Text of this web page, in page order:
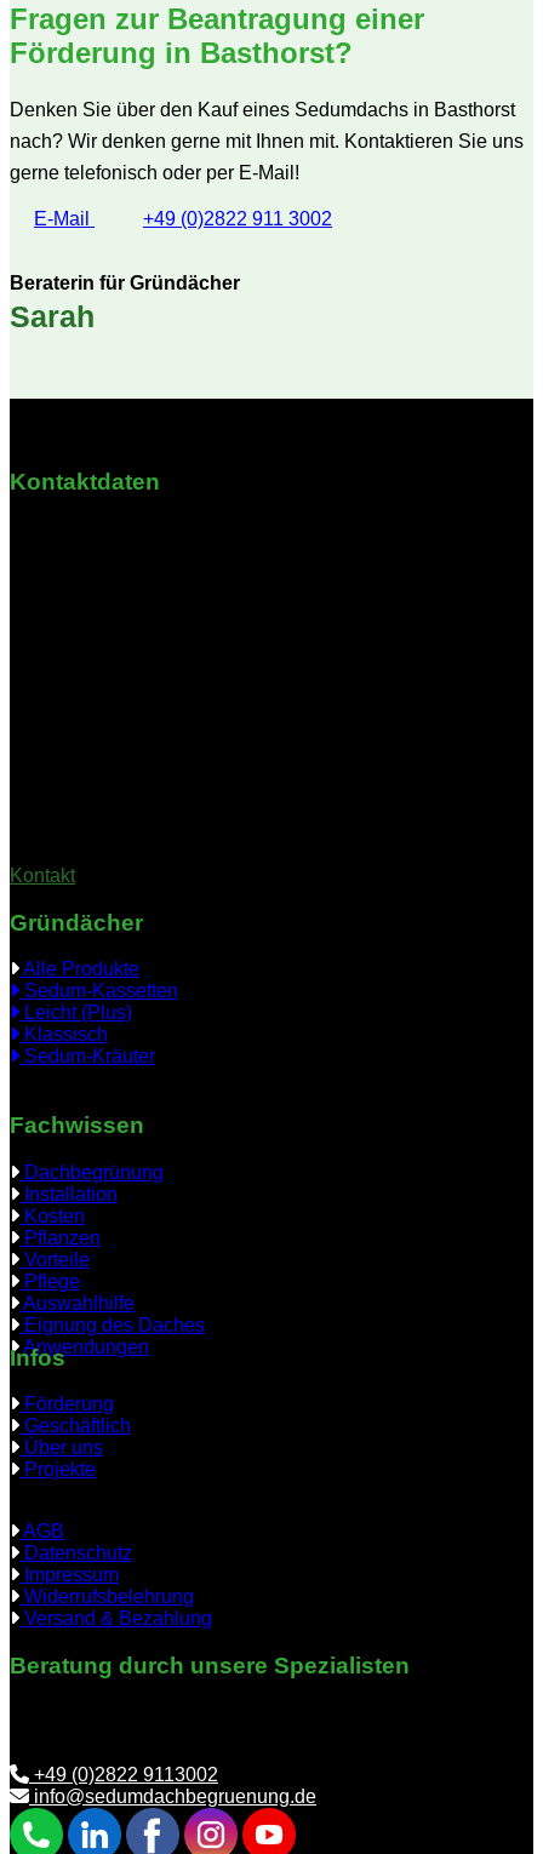
Fragen zur Beantragung einer
Förderung in Basthorst?
Denken Sie über den Kauf eines Sedumdachs in Basthorst
nach? Wir denken gerne mit Ihnen mit. Kontaktieren Sie uns
gerne telefonisch oder per E-Mail!
E-Mail +49 (0)2822 911 3002
Beraterin für Gründächer
Sarah
Kontaktdaten
Kontakt
Gründächer
Alle Produkte
Sedum-Kassetten
Leicht (Plus)
Klassisch
Sedum-Kräuter
Fachwissen
Dachbegrünung
Installation
Kosten
Pflanzen
Vorteile
Pflege
Auswahlhilfe
Eignung des Daches
Anwendungen
Infos
Förderung
Geschäftlich
Über uns
Projekte
AGB
Datenschutz
Impressum
Widerrufsbelehrung
Versand & Bezahlung
Beratung durch unsere Spezialisten
+49 (0)2822 9113002
info@sedumdachbegruenung.de